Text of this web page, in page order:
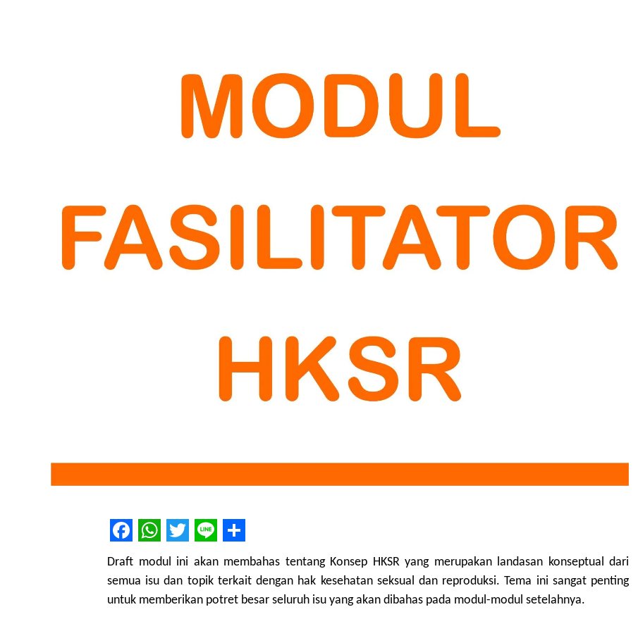
Facebook
WhatsApp
Twitter
LineShare
Draft modul ini akan membahas tentang Konsep HKSR yang merupakan landasan konseptual dari
semua isu dan topik terkait dengan hak kesehatan seksual dan reproduksi. Tema ini sangat penting
untuk memberikan potret besar seluruh isu yang akan dibahas pada modul-modul setelahnya.